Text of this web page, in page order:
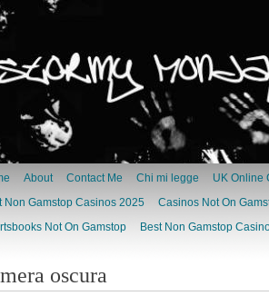
About Contact Me Chi mi legge
UK Online
Non Gamstop Casinos 2025
Casinos Not On
Not On Gamstop
Best Non Gamstop
oscura